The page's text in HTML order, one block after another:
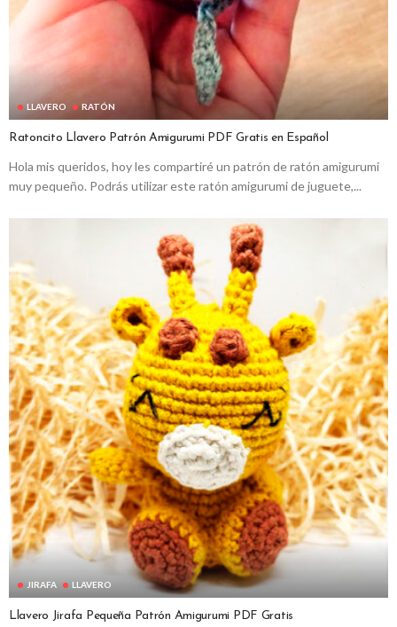
LLAVERO RATÓN
Ratoncito Llavero Patrón Amigurumi PDF Gratis en Español
Hola mis queridos, hoy les compartiré un patrón de ratón amigurumi
muy pequeño. Podrás utilizar este ratón amigurumi de juguete,...
JIRAFA LLAVERO
Llavero Jirafa Pequeña Patrón Amigurumi PDF Gratis